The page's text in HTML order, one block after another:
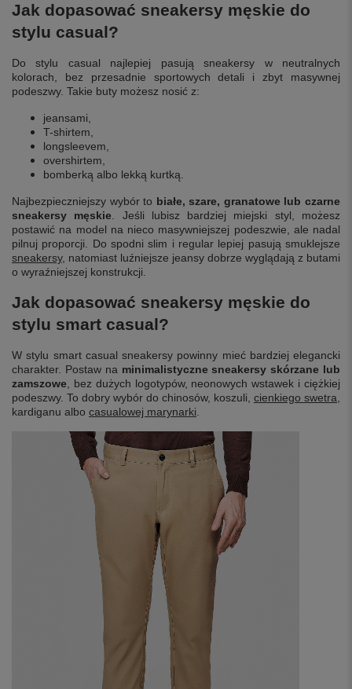
Jak dopasować sneakersy męskie do
stylu casual?
Do stylu casual najlepiej pasują sneakersy w neutralnych
kolorach, bez przesadnie sportowych detali i zbyt masywnej
podeszwy. Takie buty możesz nosić z:
jeansami,
T-shirtem,
longsleevem,
overshirtem,
bomberką albo lekką kurtką.
Najbezpieczniejszy wybór to białe, szare, granatowe lub czarne
sneakersy męskie . Jeśli lubisz bardziej miejski styl, możesz
postawić na model na nieco masywniejszej podeszwie, ale nadal
pilnuj proporcji. Do spodni slim i regular lepiej pasują smuklejsze
sneakersy, natomiast luźniejsze jeansy dobrze wyglądają z butami
o wyraźniejszej konstrukcji.
Jak dopasować sneakersy męskie do
stylu smart casual?
W stylu smart casual sneakersy powinny mieć bardziej elegancki
charakter. Postaw na minimalistyczne sneakersy skórzane lub
zamszowe , bez dużych logotypów, neonowych wstawek i ciężkiej
podeszwy. To dobry wybór do chinosów, koszuli, cienkiego swetra
kardiganu albo casualowej marynarki